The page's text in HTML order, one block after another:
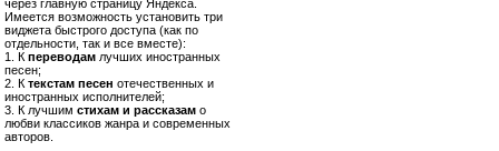
через главную страницу Яндекса.
Имеется возможность установить три
виджета быстрого доступа (как по
отдельности, так и все вместе):
1. К переводам лучших иностранных
песен;
2. К текстам песен отечественных и
иностранных исполнителей;
3. К лучшим стихам и рассказам о
любви классиков жанра и современных
авторов.